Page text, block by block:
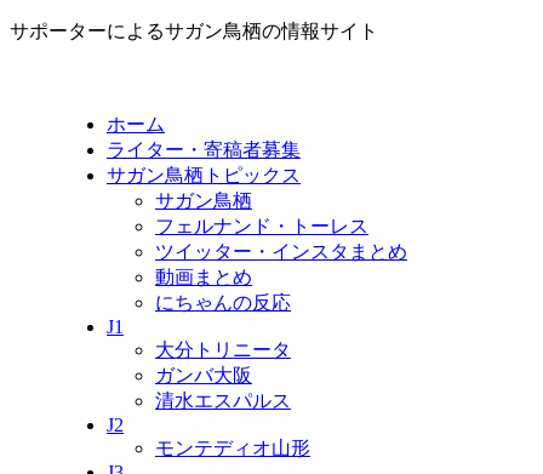
サポーターによるサガン鳥栖の情報サイト
ホーム
ライター・寄稿者募集
サガン鳥栖トピックス
サガン鳥栖
フェルナンド・トーレス
ツイッター・インスタまとめ
動画まとめ
にちゃんの反応
J1
大分トリニータ
ガンバ大阪
清水エスパルス
J2
モンテディオ山形